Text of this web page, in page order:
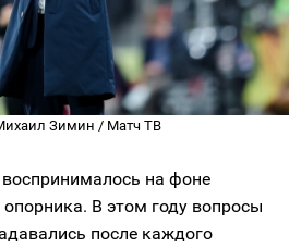
Зимин / Матч ТВ
на фоне
опорника. В этом году вопросы
после каждого